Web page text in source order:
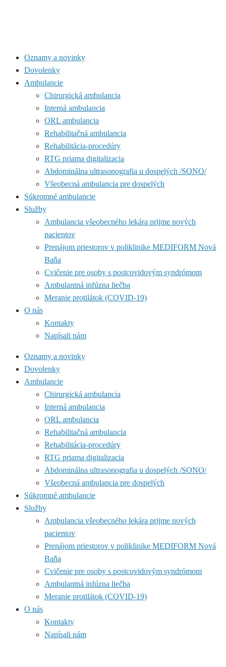
Oznamy a novinky
Dovolenky
Ambulancie
Chirurgická ambulancia
Interná ambulancia
ORL ambulancia
Rehabilitačná ambulancia
Rehabilitácia-procedúry
RTG priama digitalizacia
Abdominálna ultrasonografia u dospelých /SONO/
Všeobecná ambulancia pre dospelých
Súkromné ambulancie
Služby
Ambulancia všeobecného lekára prijme nových
pacientov
Prenájom priestorov v poliklinike MEDIFORM Nová
Baňa
Cvičenie pre osoby s postcovidovým syndrómom
Ambulantná infúzna liečba
Meranie protilátok (COVID-19)
O nás
Kontakty
Napísali nám
Oznamy a novinky
Dovolenky
Ambulancie
Chirurgická ambulancia
Interná ambulancia
ORL ambulancia
Rehabilitačná ambulancia
Rehabilitácia-procedúry
RTG priama digitalizacia
Abdominálna ultrasonografia u dospelých /SONO/
Všeobecná ambulancia pre dospelých
Súkromné ambulancie
Služby
Ambulancia všeobecného lekára prijme nových
pacientov
Prenájom priestorov v poliklinike MEDIFORM Nová
Baňa
Cvičenie pre osoby s postcovidovým syndrómom
Ambulantná infúzna liečba
Meranie protilátok (COVID-19)
O nás
Kontakty
Napísali nám